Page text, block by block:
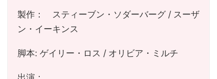
製作： スティーブン・ソダーバーグ / スーザ
ン・イーキンス
脚本: ゲイリー・ロス / オリビア・ミルチ